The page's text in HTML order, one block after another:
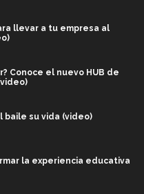
llevar a tu empresa al
Conoce el nuevo HUB de
baile su vida (video)
la experiencia educativa